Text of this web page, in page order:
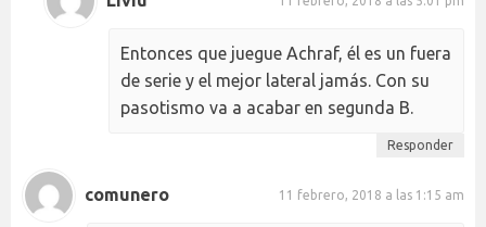
Entonces que juegue Achraf, él es un fuera
de serie y el mejor lateral jamás. Con su
pasotismo va a acabar en segunda B.
Responder
comunero 11 febrero, 2018 a las 1:15 am